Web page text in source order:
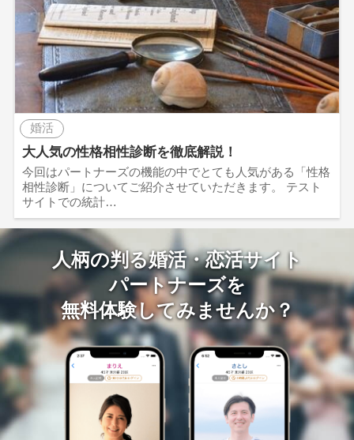
婚活
大人気の性格相性診断を徹底解説！
今回はパートナーズの機能の中でとても人気がある「性格
相性診断」についてご紹介させていただきます。 テスト
サイトでの統計…
人柄の判る婚活・恋活サイト
パートナーズを
無料体験してみませんか？